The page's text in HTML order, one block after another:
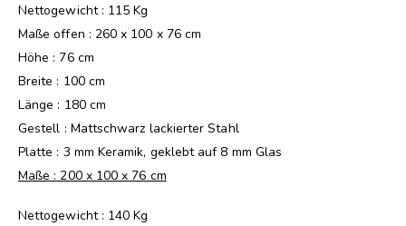
Nettogewicht : 115 Kg
Maße offen : 260 x 100 x 76 cm
Höhe : 76 cm
Breite : 100 cm
Länge : 180 cm
Gestell : Mattschwarz lackierter Stahl
Platte : 3 mm Keramik, geklebt auf 8 mm Glas
Maße : 200 x 100 x 76 cm
Nettogewicht : 140 Kg